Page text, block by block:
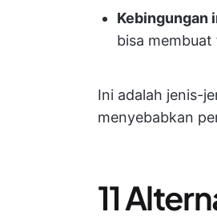
Kebingungan
bisa
Ini adalah jenis-
menyebabkan
11